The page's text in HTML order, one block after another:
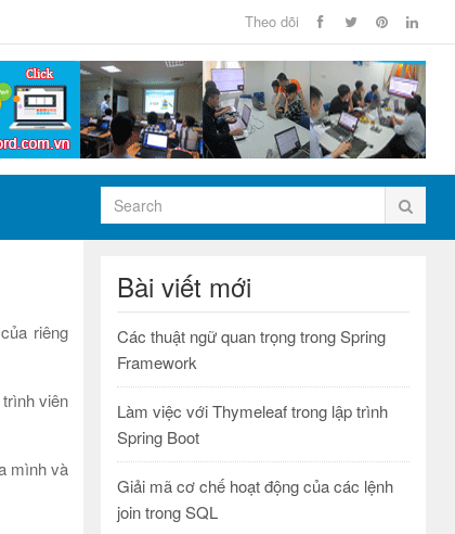
Theo dõi
riêng
viên
mình và
Bài viết mới
Các thuật ngữ quan trọng trong Spring
Framework
Làm việc với Thymeleaf trong lập trình
Spring Boot
Giải mã cơ chế hoạt động của các lệnh
join trong SQL